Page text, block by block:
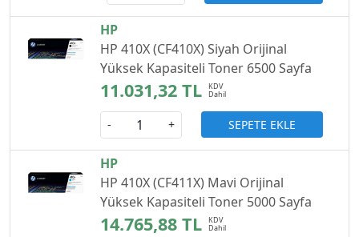
HP
HP 410X (CF410X) Siyah Orijinal
Yüksek Kapasiteli Toner 6500 Sayfa
11.031,32 TL
- + SEPETE EKLE
HP
HP 410X (CF411X) Mavi Orijinal
Yüksek Kapasiteli Toner 5000 Sayfa
14.765,88 TL